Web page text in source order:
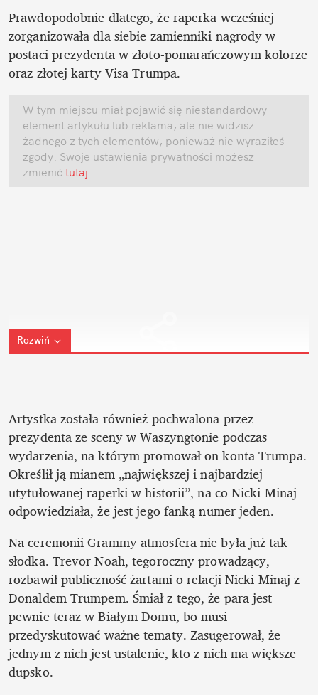
Prawdopodobnie dlatego, że raperka wcześniej
zorganizowała dla siebie zamienniki nagrody w
postaci prezydenta w złoto-pomarańczowym kolorze
oraz złotej karty Visa Trumpa.
W tym miejscu miał pojawić się niestandardowy
element artykułu lub reklama, ale nie widzisz
żadnego z tych elementów, ponieważ nie wyraziłeś
zgody. Swoje ustawienia prywatności możesz
zmienić tutaj.
Rozwiń
Artystka została również pochwalona przez
prezydenta ze sceny w Waszyngtonie podczas
wydarzenia, na którym promował on konta Trumpa.
Określił ją mianem „największej i najbardziej
utytułowanej raperki w historii”, na co Nicki Minaj
odpowiedziała, że jest jego fanką numer jeden.
Na ceremonii Grammy atmosfera nie była już tak
słodka. Trevor Noah, tegoroczny prowadzący,
rozbawił publiczność żartami o relacji Nicki Minaj z
Donaldem Trumpem. Śmiał z tego, że para jest
pewnie teraz w Białym Domu, bo musi
przedyskutować ważne tematy. Zasugerował, że
jednym z nich jest ustalenie, kto z nich ma większe
dupsko.